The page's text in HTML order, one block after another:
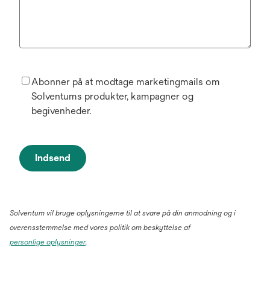
Abonner på at modtage marketingmails om
Solventums produkter, kampagner og
begivenheder.
Indsend
Solventum vil bruge oplysningerne til at svare på din anmodning og i
overensstemmelse med vores politik om beskyttelse af
personlige oplysninger.